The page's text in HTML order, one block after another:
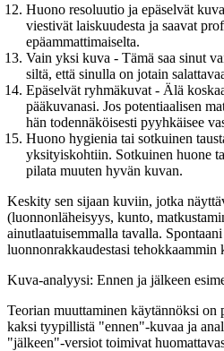
Huono resoluutio ja epäselvät
viestivät laiskuudesta ja saavat
epäammattimaiselta.
Vain yksi kuva - Tämä saa sinut
siltä, että sinulla on jotain
Epäselvät ryhmäkuvat- Älä
pääkuvanasi. Jos potentiaalisen
hän todennäköisesti pyyhkäisee
Huono hygienia tai sotkuinen
yksityiskohtiin. Sotkuinen huone
pilata muuten hyvän kuvan.
Keskity sen sijaan kuviin, jotka
(luonnonläheisyys, kunto,
ainutlaatuisemmalla tavalla.
luonnonrakkaudestasi tehokkaammin
Kuva-analyysi: Ennen ja jälkeen
Teorian muuttaminen käytännöksi on
kaksi tyypillistä "ennen"-kuvaa ja
"jälkeen"-versiot toimivat